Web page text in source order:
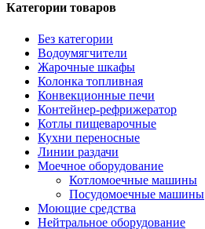
Категории товаров
Без категории
Водоумягчители
Жарочные шкафы
Колонка топливная
Конвекционные печи
Контейнер-рефрижератор
Котлы пищеварочные
Кухни переносные
Линии раздачи
Моечное оборудование
Котломоечные машины
Посудомоечные машины
Моющие средства
Нейтральное оборудование